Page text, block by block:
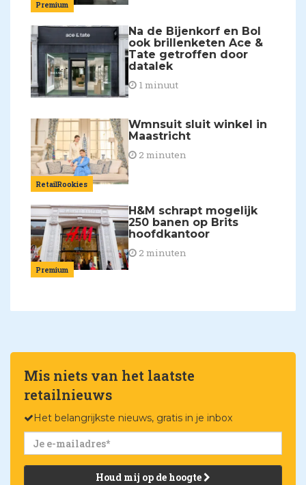
Premium
Na de Bijenkorf en Bol
ook brillenketen Ace &
Tate getroffen door
datalek
1 minuut
RetailRookies
Wmnsuit sluit winkel in
Maastricht
2 minuten
Premium
H&M schrapt mogelijk
250 banen op Brits
hoofdkantoor
2 minuten
Mis niets van het laatste
retailnieuws
Het belangrijkste nieuws, gratis in je inbox
Houd mij op de hoogte